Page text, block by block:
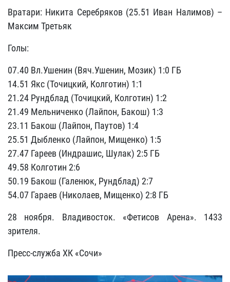
Вратари: Никита Серебряков (25.51 Иван Налимов) –
Максим Третьяк
Голы:
07.40 Вл.Ушенин (Вяч.Ушенин, Мозик) 1:0 ГБ
14.51 Якс (Точицкий, Колготин) 1:1
21.24 Рундблад (Точицкий, Колготин) 1:2
21.49 Мельниченко (Лайпон, Бакош) 1:3
23.11 Бакош (Лайпон, Паутов) 1:4
25.51 Дыбленко (Лайпон, Мищенко) 1:5
27.47 Гареев (Индрашис, Шулак) 2:5 ГБ
49.58 Колготин 2:6
50.19 Бакош (Галенюк, Рундблад) 2:7
54.07 Гараев (Николаев, Мищенко) 2:8 ГБ
28 ноября. Владивосток. «Фетисов Арена». 1433
зрителя.
Пресс-служба ХК «Сочи»